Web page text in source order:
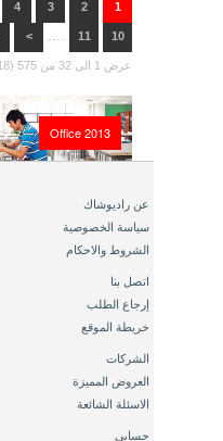
1
2
3
4
10
11
....
>
عرض 1 الى 32 من 575 (18 صفحات)
Office 2013
عن راديوشاك
سياسة الخصوصية
الشروط والاحكام
اتصل بنا
إرجاع الطلب
خريطة الموقع
الشركات
العروض المميزة
الاسئلة الشائعة
حسابي